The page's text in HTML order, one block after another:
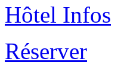
Hôtel Infos
Réserver